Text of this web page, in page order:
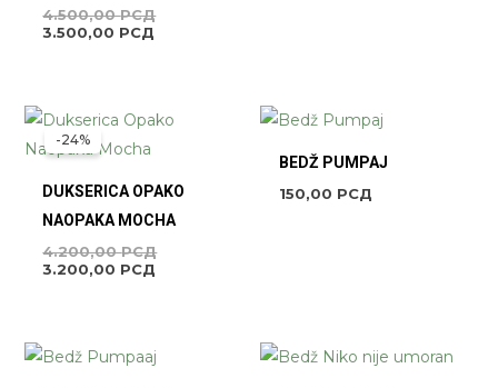
4.500,00РСД
3.500,00 РСД
-24%
DUKSERICA OPAKO
NAOPAKA MOCHA
4.200,00РСД
ORIGINALNA
CENA
4.200,00 РСД.
3.200,00 РСД
TRENUTNA
CENA
BEDŽ PUMPAJ
150,00 РСД